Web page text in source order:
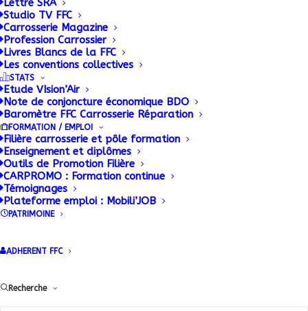
Lettre SRA
Studio TV FFC
Carrosserie Magazine
Profession Carrossier
Livres Blancs de la FFC
Les conventions collectives
STATS
Etude VIsion’Air
Note de conjoncture économique BDO
Baromètre FFC Carrosserie Réparation
FORMATION / EMPLOI
Filière carrosserie et pôle formation
Enseignement et diplômes
Outils de Promotion Filière
CARPROMO : Formation continue
Témoignages
Plateforme emploi : Mobili’JOB
PATRIMOINE
ADHERENT FFC
Recherche